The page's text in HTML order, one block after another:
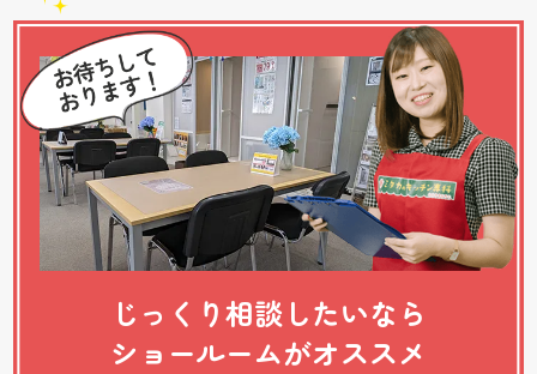
じっくり相談したいなら
ショールームがオススメ